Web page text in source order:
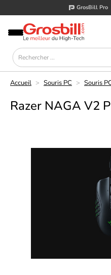
GrosBill Pro
Accueil > Souris PC > Souris
Razer NAGA V2